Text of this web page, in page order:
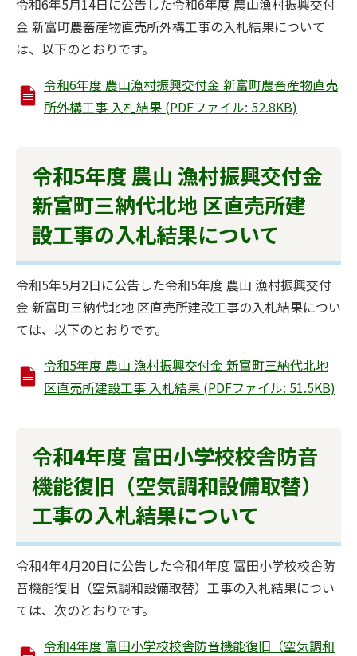
令和6年5月14日に公告した令和6年度 農山漁村振興交付
金 新富町農畜産物直売所外構工事の入札結果について
は、以下のとおりです。
令和6年度 農山漁村振興交付金 新富町農畜産物直売
所外構工事 入札結果 (PDFファイル: 52.8KB)
令和5年度 農山 漁村振興交付金
新富町三納代北地 区直売所建
設工事の入札結果について
令和5年5月2日に公告した令和5年度 農山 漁村振興交付
金 新富町三納代北地 区直売所建設工事の入札結果につい
ては、以下のとおりです。
令和5年度 農山 漁村振興交付金 新富町三納代北地
区直売所建設工事 入札結果 (PDFファイル: 51.5KB)
令和4年度 富田小学校校舎防音
機能復旧（空気調和設備取替）
工事の入札結果について
令和4年4月20日に公告した令和4年度 富田小学校校舎防
音機能復旧（空気調和設備取替）工事の入札結果につい
ては、次のとおりです。
令和4年度 富田小学校校舎防音機能復旧（空気調和